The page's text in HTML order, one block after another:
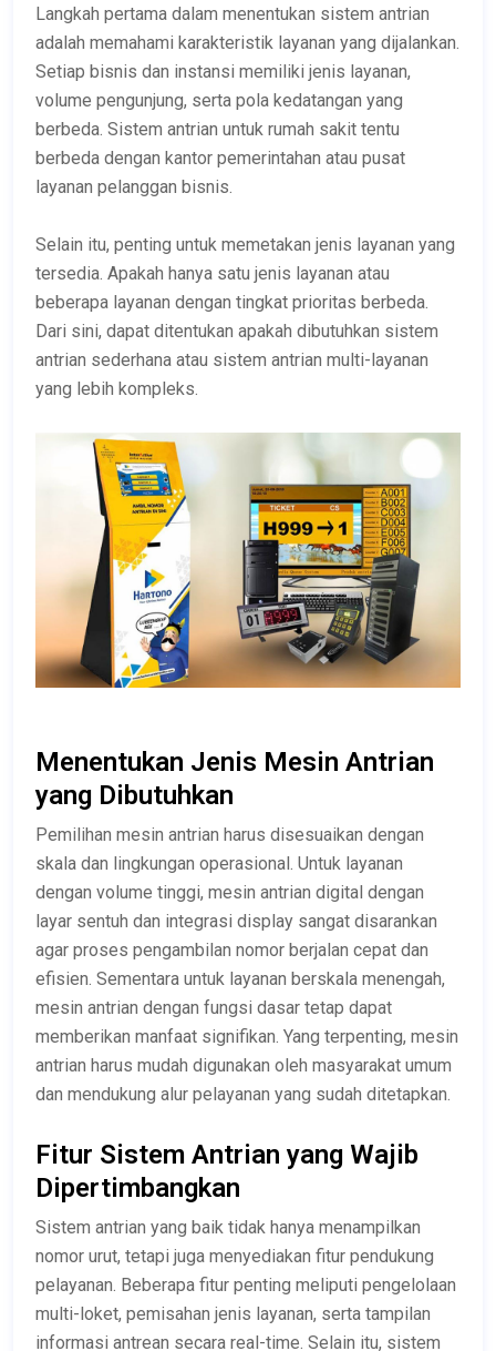
Langkah pertama dalam menentukan sistem antrian
adalah memahami karakteristik layanan yang dijalankan.
Setiap bisnis dan instansi memiliki jenis layanan,
volume pengunjung, serta pola kedatangan yang
berbeda. Sistem antrian untuk rumah sakit tentu
berbeda dengan kantor pemerintahan atau pusat
layanan pelanggan bisnis.
Selain itu, penting untuk memetakan jenis layanan yang
tersedia. Apakah hanya satu jenis layanan atau
beberapa layanan dengan tingkat prioritas berbeda.
Dari sini, dapat ditentukan apakah dibutuhkan sistem
antrian sederhana atau sistem antrian multi-layanan
yang lebih kompleks.
Menentukan Jenis Mesin Antrian
yang Dibutuhkan
Pemilihan mesin antrian harus disesuaikan dengan
skala dan lingkungan operasional. Untuk layanan
dengan volume tinggi, mesin antrian digital dengan
layar sentuh dan integrasi display sangat disarankan
agar proses pengambilan nomor berjalan cepat dan
efisien. Sementara untuk layanan berskala menengah,
mesin antrian dengan fungsi dasar tetap dapat
memberikan manfaat signifikan. Yang terpenting, mesin
antrian harus mudah digunakan oleh masyarakat umum
dan mendukung alur pelayanan yang sudah ditetapkan.
Fitur Sistem Antrian yang Wajib
Dipertimbangkan
Sistem antrian yang baik tidak hanya menampilkan
nomor urut, tetapi juga menyediakan fitur pendukung
pelayanan. Beberapa fitur penting meliputi pengelolaan
multi-loket, pemisahan jenis layanan, serta tampilan
informasi antrean secara real-time. Selain itu, sistem